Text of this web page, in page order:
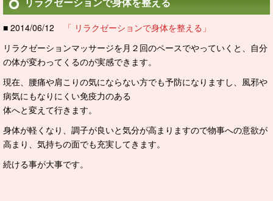
■ 2014/06/12
「 リラクゼーションで身体を整える」
リラクゼーションマッサージを月２回のペースでやっていくと、自分
の体が変わってくるのが実感できます。
現在、腰痛や肩こりの気にならない方でも予防になりますし、風邪や
病気にもなりにくい免疫力のある
体へと変えて行きます。
身体が軽くなり、調子が良いと気分が高まりますので物事への意欲が
高まり、気持ちの面でも充実してきます。
続ける事が大事です。